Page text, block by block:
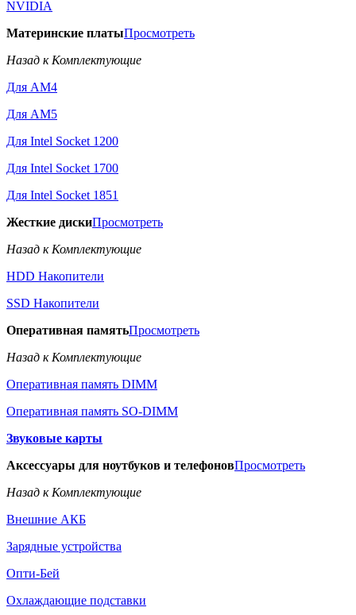
NVIDIA
Материнские платыПросмотреть
Назад к Комплектующие
Для AM4
Для AM5
Для Intel Socket 1200
Для Intel Socket 1700
Для Intel Socket 1851
Жесткие дискиПросмотреть
Назад к Комплектующие
HDD Накопители
SSD Накопители
Оперативная памятьПросмотреть
Назад к Комплектующие
Оперативная память DIMM
Оперативная память SO-DIMM
Звуковые карты
Аксессуары для ноутбуков и телефоновПросмотреть
Назад к Комплектующие
Внешние АКБ
Зарядные устройства
Опти-Бей
Охлаждающие подставки